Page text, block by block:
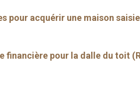
pour acquérir une maison saisie
financière pour la dalle du toit